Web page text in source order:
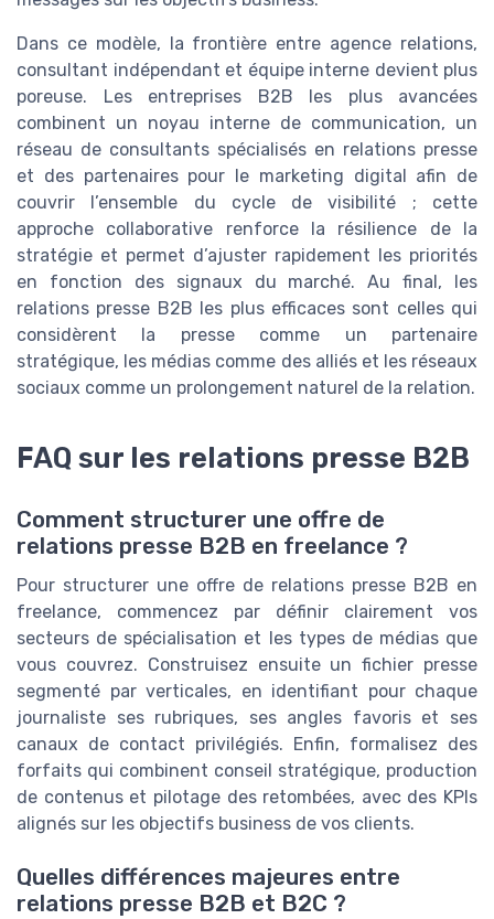
Dans ce modèle, la frontière entre agence relations,
consultant indépendant et équipe interne devient plus
poreuse. Les entreprises B2B les plus avancées
combinent un noyau interne de communication, un
réseau de consultants spécialisés en relations presse
et des partenaires pour le marketing digital afin de
couvrir l’ensemble du cycle de visibilité ; cette
approche collaborative renforce la résilience de la
stratégie et permet d’ajuster rapidement les priorités
en fonction des signaux du marché. Au final, les
relations presse B2B les plus efficaces sont celles qui
considèrent la presse comme un partenaire
stratégique, les médias comme des alliés et les réseaux
sociaux comme un prolongement naturel de la relation.
FAQ sur les relations presse B2B
Comment structurer une offre de
relations presse B2B en freelance ?
Pour structurer une offre de relations presse B2B en
freelance, commencez par définir clairement vos
secteurs de spécialisation et les types de médias que
vous couvrez. Construisez ensuite un fichier presse
segmenté par verticales, en identifiant pour chaque
journaliste ses rubriques, ses angles favoris et ses
canaux de contact privilégiés. Enfin, formalisez des
forfaits qui combinent conseil stratégique, production
de contenus et pilotage des retombées, avec des KPIs
alignés sur les objectifs business de vos clients.
Quelles différences majeures entre
relations presse B2B et B2C ?